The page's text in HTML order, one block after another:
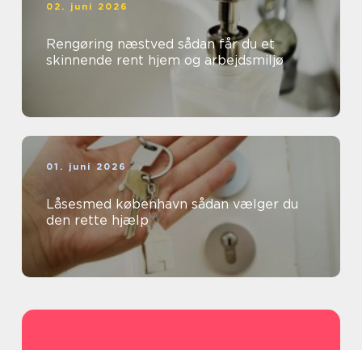
02. juni 2026
Rengøring næstved sådan får du et
skinnende rent hjem og arbejdsmiljø
01. juni 2026
Låsesmed københavn sådan vælger du
den rette hjælp